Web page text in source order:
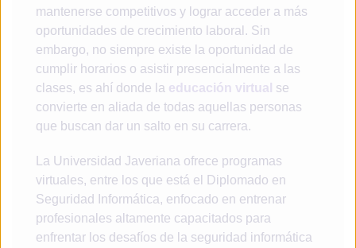
mantenerse competitivos y lograr acceder a más
oportunidades de crecimiento laboral. Sin
embargo, no siempre existe la oportunidad de
cumplir horarios o asistir presencialmente a las
clases, es ahí donde la educación virtual se
convierte en aliada de todas aquellas personas
que buscan dar un salto en su carrera.
La Universidad Javeriana ofrece programas
virtuales, entre los que está el Diplomado en
Seguridad Informática, enfocado en entrenar
profesionales altamente capacitados para
enfrentar los desafíos de la seguridad informática